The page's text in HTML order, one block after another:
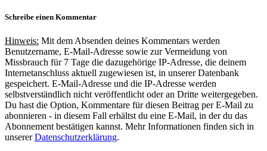
Schreibe einen Kommentar
Hinweis: Mit dem Absenden deines Kommentars werden
Benutzername, E-Mail-Adresse sowie zur Vermeidung von
Missbrauch für 7 Tage die dazugehörige IP-Adresse, die deinem
Internetanschluss aktuell zugewiesen ist, in unserer Datenbank
gespeichert. E-Mail-Adresse und die IP-Adresse werden
selbstverständlich nicht veröffentlicht oder an Dritte weitergegeben.
Du hast die Option, Kommentare für diesen Beitrag per E-Mail zu
abonnieren - in diesem Fall erhältst du eine E-Mail, in der du das
Abonnement bestätigen kannst. Mehr Informationen finden sich in
unsererDatenschutzerklärung.